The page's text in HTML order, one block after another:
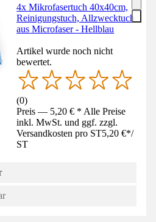
4x Mikrofasertuch 40x40cm,
Reinigungstuch, Allzwecktuch
aus Microfaser - Hellblau
Artikel wurde noch nicht
bewertet.
(0)
Preis — 5,20 € * Alle Preise
inkl. MwSt. und ggf. zzgl.
Versandkosten pro ST5,20 €*/
ST